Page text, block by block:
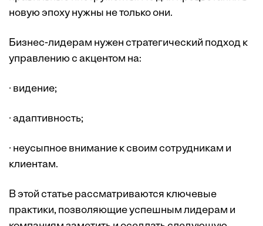
новую эпоху нужны не только они.
Бизнес-лидерам нужен стратегический подход к
управлению с акцентом на:
· видение;
· адаптивность;
· неусыпное внимание к своим сотрудникам и
клиентам.
В этой статье рассматриваются ключевые
практики, позволяющие успешным лидерам и